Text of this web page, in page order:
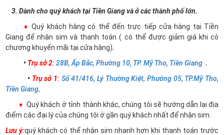
3. Dành cho quý khách tại Tiền Giang và ở các thành phố lớn.
♦ Quý khách hàng có thể đến trực tiếp cửa hàng tại Tiền
Giang để nhận sim và thanh toán ( có thể được giảm giá khi có
chương khuyến mãi tại cửa hàng).
• Trụ sở 2:28B, Ấp Bắc, Phường 10, TP. Mỹ Tho, Tiền Giang .
• Trụ sở 1: Số 41/416, Lý Thường Kiệt, Phường 05, TP.Mỹ Tho,
Tiền Giang.
♦ Quý khách ở tỉnh thành khác, chúng tôi sẽ hướng dẫn lại địa
điểm các đại lý của chúng tôi ở gần quý khách nhất để nhận sim.
Lưu ý:quý khách có thể nhận sim nhanh hơn khi thanh toán trước